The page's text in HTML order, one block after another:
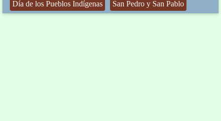
Día de los Pueblos Indígenas San Pedro y San Pablo